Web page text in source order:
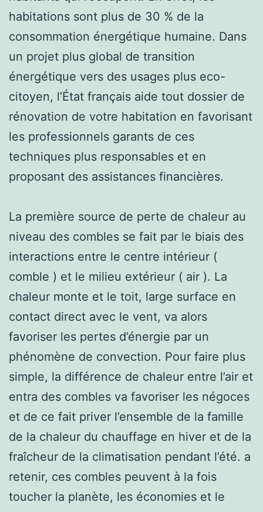
habitations sont plus de 30 % de la
consommation énergétique humaine. Dans
un projet plus global de transition
énergétique vers des usages plus eco-
citoyen, l’État français aide tout dossier de
rénovation de votre habitation en favorisant
les professionnels garants de ces
techniques plus responsables et en
proposant des assistances financières.
La première source de perte de chaleur au
niveau des combles se fait par le biais des
interactions entre le centre intérieur (
comble ) et le milieu extérieur ( air ). La
chaleur monte et le toit, large surface en
contact direct avec le vent, va alors
favoriser les pertes d’énergie par un
phénomène de convection. Pour faire plus
simple, la différence de chaleur entre l’air et
entra des combles va favoriser les négoces
et de ce fait priver l’ensemble de la famille
de la chaleur du chauffage en hiver et de la
fraîcheur de la climatisation pendant l’été. a
retenir, ces combles peuvent à la fois
toucher la planète, les économies et le